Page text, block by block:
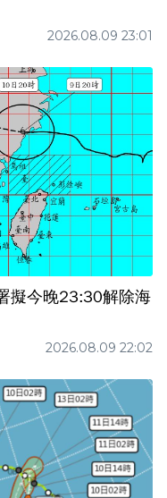
2026.08.09 23:01
擬今晚23:30解除海
2026.08.09 22:02